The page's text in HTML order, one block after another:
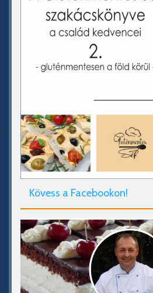
Kövess a Facebookon!